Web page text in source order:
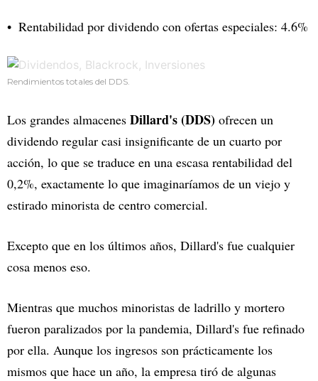
Rentabilidad por dividendo con ofertas especiales: 4.6%
Rendimientos totales del DDS.
Los grandes almacenes Dillard's (DDS) ofrecen un
dividendo regular casi insignificante de un cuarto por
acción, lo que se traduce en una escasa rentabilidad del
0,2%, exactamente lo que imaginaríamos de un viejo y
estirado minorista de centro comercial.
Excepto que en los últimos años, Dillard's fue cualquier
cosa menos eso.
Mientras que muchos minoristas de ladrillo y mortero
fueron paralizados por la pandemia, Dillard's fue refinado
por ella. Aunque los ingresos son prácticamente los
mismos que hace un año, la empresa tiró de algunas